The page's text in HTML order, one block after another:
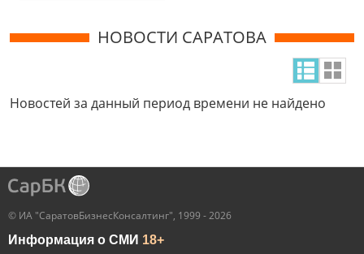
НОВОСТИ САРАТОВА
Новостей за данный период времени не найдено
© ИА "СаратовБизнесКонсалтинг", 1999 - 2026
Информация о СМИ 18+